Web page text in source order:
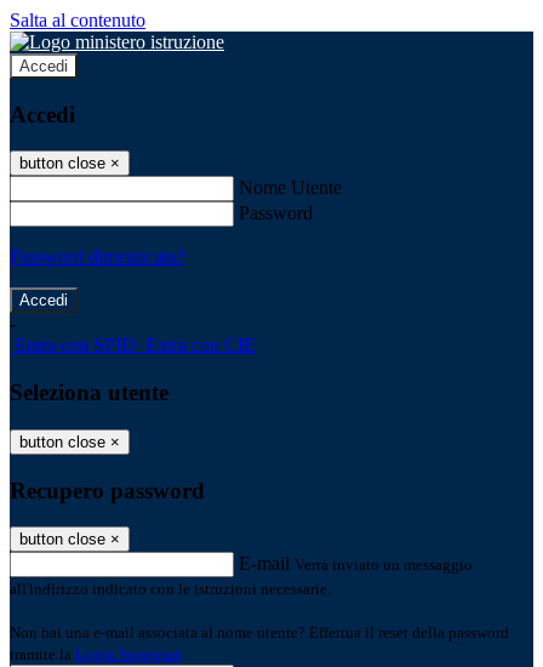
Salta al contenuto
Accedi
Accedi
button close ×
Nome Utente
Password
Password dimenticata?
-
Entra con SPID Entra con CIE
Seleziona utente
button close ×
Recupero password
button close ×
E-mail Verrà inviato un messaggio
all'indirizzo indicato con le istruzioni necessarie.
Non hai una e-mail associata al nome utente? Effettua il reset della password
tramite la Login Spaggiari